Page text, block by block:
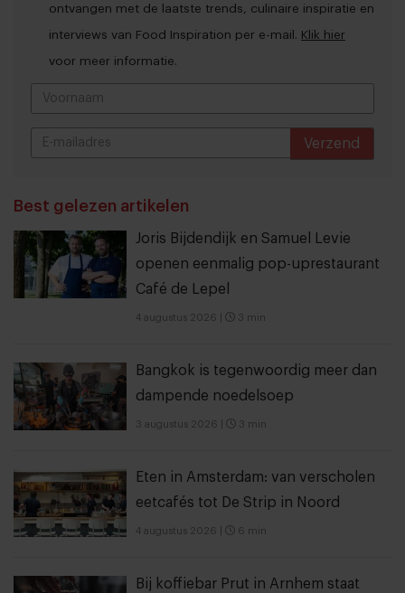
ontvangen met de laatste trends, culinaire inspiratie en
interviews van Food Inspiration per e-mail. Klik hier
voor meer informatie.
Verzend
Best gelezen artikelen
Joris Bijdendijk en Samuel Levie
openen eenmalig pop-uprestaurant
Café de Lepel
4 augustus 2026 3 min
Bangkok is tegenwoordig meer dan
dampende noedelsoep
3 augustus 2026 3 min
Eten in Amsterdam: van verscholen
eetcafés tot De Strip in Noord
4 augustus 2026 6 min
Bij koffiebar Prut in Arnhem staat